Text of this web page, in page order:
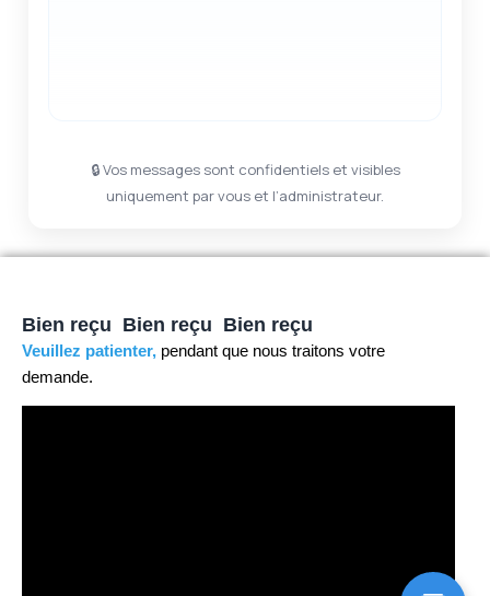
🔒 Vos messages sont confidentiels et visibles
uniquement par vous et l’administrateur.
Bien reçu Bien reçu Bien reçu
Veuillez patienter, pendant que nous traitons votre
demande.